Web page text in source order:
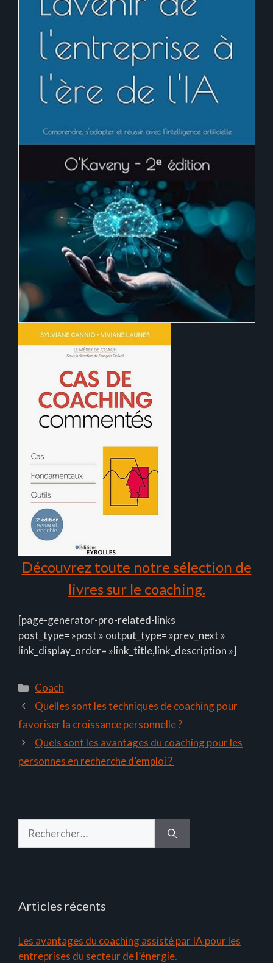
Découvrez toute notre sélection de
livres sur le coaching.
[page-generator-pro-related-links
post_type= »post » output_type= »prev_next »
link_display_order= »link_title,link_description »]
Catégories
Coach
Quelles sont les techniques de coaching pour
favoriser la croissance personnelle ?
Quels sont les avantages du coaching pour les
personnes en recherche d’emploi ?
Articles récents
Les avantages du coaching assisté par IA pour les
entreprises du secteur de l’énergie.